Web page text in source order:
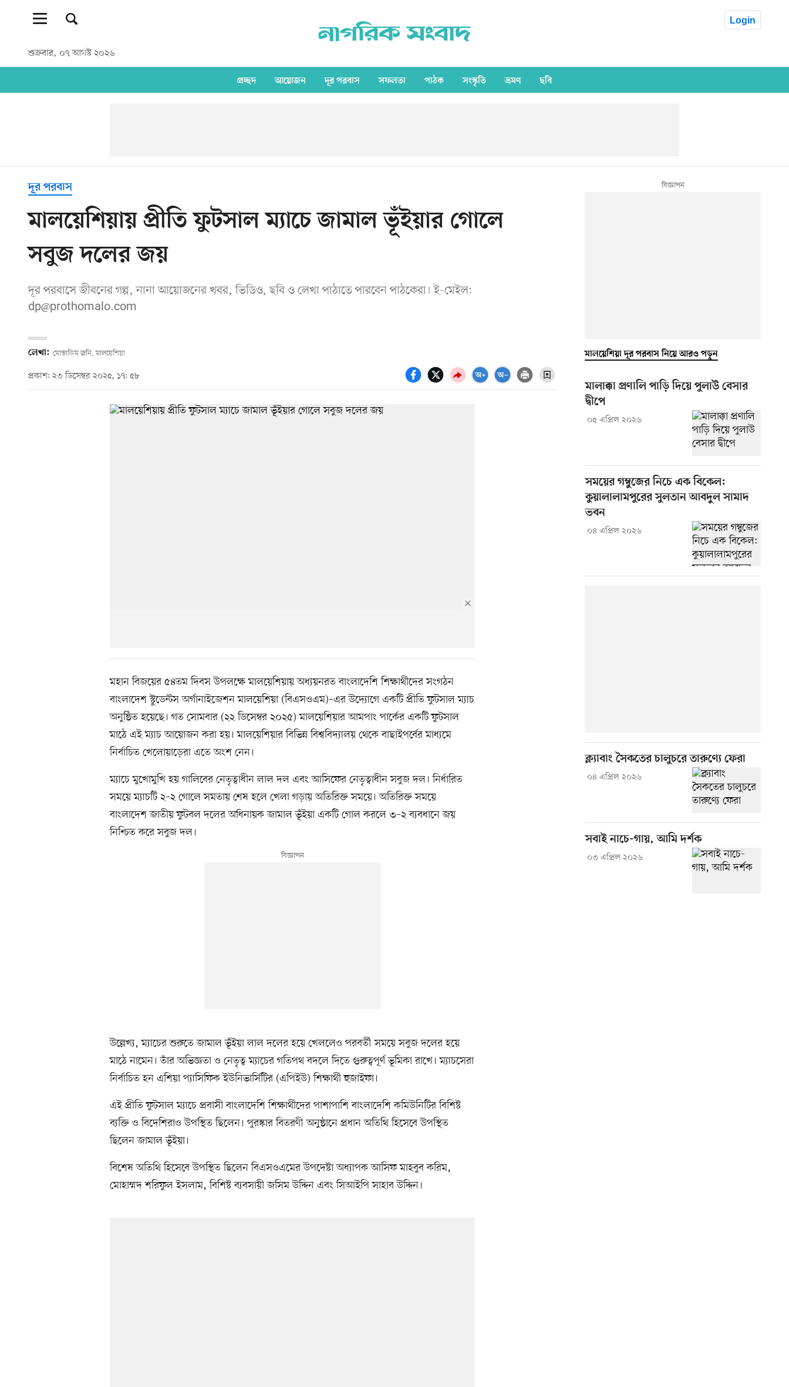
শুক্রবার, ০৭ আগস্ট ২০২৬
Login
প্রচ্ছদ আয়োজন দূর পরবাস সফলতা পাঠক সংস্কৃতি ভ্রমণ ছবি
দূর পরবাস
মালয়েশিয়ায় প্রীতি ফুটসাল ম্যাচে জামাল ভূঁইয়ার গোলে
সবুজ দলের জয়
দূর পরবাসে জীবনের গল্প, নানা আয়োজনের খবর, ভিডিও, ছবি ও লেখা পাঠাতে পারবেন পাঠকেরা। ই-মেইল:
dp@prothomalo.com
লেখা: মোস্তাকিম জনি, মালয়েশিয়া
প্রকাশ: ২৩ ডিসেম্বর ২০২৫, ১৭: ৫৮
মহান বিজয়ের ৫৪তম দিবস উপলক্ষে মালয়েশিয়ায় অধ্যয়নরত বাংলাদেশি শিক্ষার্থীদের সংগঠন
বাংলাদেশ স্টুডেন্টস অর্গানাইজেশন মালয়েশিয়া (বিএসওএম)–এর উদ্যোগে একটি প্রীতি ফুটসাল ম্যাচ
অনুষ্ঠিত হয়েছে। গত সোমবার (২২ ডিসেম্বর ২০২৫) মালয়েশিয়ার আমপাং পার্কের একটি ফুটসাল
মাঠে এই ম্যাচ আয়োজন করা হয়। মালয়েশিয়ার বিভিন্ন বিশ্ববিদ্যালয় থেকে বাছাইপর্বের মাধ্যমে
নির্বাচিত খেলোয়াড়েরা এতে অংশ নেন।
ম্যাচে মুখোমুখি হয় গালিবের নেতৃত্বাধীন লাল দল এবং আসিফের নেতৃত্বাধীন সবুজ দল। নির্ধারিত
সময়ে ম্যাচটি ২–২ গোলে সমতায় শেষ হলে খেলা গড়ায় অতিরিক্ত সময়ে। অতিরিক্ত সময়ে
বাংলাদেশ জাতীয় ফুটবল দলের অধিনায়ক জামাল ভূঁইয়া একটি গোল করলে ৩–২ ব্যবধানে জয়
নিশ্চিত করে সবুজ দল।
উল্লেখ্য, ম্যাচের শুরুতে জামাল ভূঁইয়া লাল দলের হয়ে খেললেও পরবর্তী সময়ে সবুজ দলের হয়ে
মাঠে নামেন। তাঁর অভিজ্ঞতা ও নেতৃত্ব ম্যাচের গতিপথ বদলে দিতে গুরুত্বপূর্ণ ভূমিকা রাখে। ম্যাচসেরা
নির্বাচিত হন এশিয়া প্যাসিফিক ইউনিভার্সিটির (এপিইউ) শিক্ষার্থী হুজাইফা।
এই প্রীতি ফুটসাল ম্যাচে প্রবাসী বাংলাদেশি শিক্ষার্থীদের পাশাপাশি বাংলাদেশি কমিউনিটির বিশিষ্ট
ব্যক্তি ও বিদেশিরাও উপস্থিত ছিলেন। পুরস্কার বিতরণী অনুষ্ঠানে প্রধান অতিথি হিসেবে উপস্থিত
ছিলেন জামাল ভূঁইয়া।
বিশেষ অতিথি হিসেবে উপস্থিত ছিলেন বিএসওএমের উপদেষ্টা অধ্যাপক আসিফ মাহবুব করিম,
মোহাম্মদ শরিফুল ইসলাম, বিশিষ্ট ব্যবসায়ী জসিম উদ্দিন এবং সিআইপি সাহাব উদ্দিন।
মালয়েশিয়া দূর পরবাস নিয়ে আরও পড়ুন
মালাক্কা প্রণালি পাড়ি দিয়ে পুলাউ বেসার
দ্বীপে
০৫ এপ্রিল ২০২৬
সময়ের গম্বুজের নিচে এক বিকেল:
কুয়ালালামপুরের সুলতান আবদুল সামাদ
ভবন
০৪ এপ্রিল ২০২৬
ক্ল্যাবাং সৈকতের চালুচরে তারুণ্যে ফেরা
০৪ এপ্রিল ২০২৬
সবাই নাচে-গায়, আমি দর্শক
০৩ এপ্রিল ২০২৬